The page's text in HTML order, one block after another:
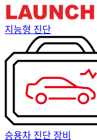
지능형 진단
승용차 진단 장비